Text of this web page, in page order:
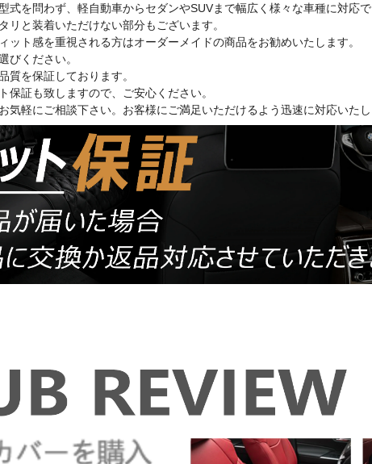
式を問わず、軽自動車からセダンやSUVまで幅広く様々な車種に対応
と装着いただけない部分もございます。
ト感を重視される方はオーダーメイドの商品をお勧めいたします。
びください。
質を保証しております。
保証も致しますので、ご安心ください。
軽にご相談下さい。お客様にご満足いただけるよう迅速に対応いたし